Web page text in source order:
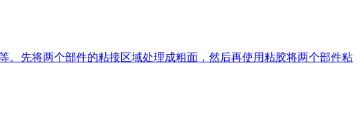
先将两个部件的粘接区域处理成粗面，然后再使用粘胶将两个部件粘